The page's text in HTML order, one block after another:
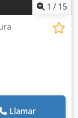
1 / 15
Llamar